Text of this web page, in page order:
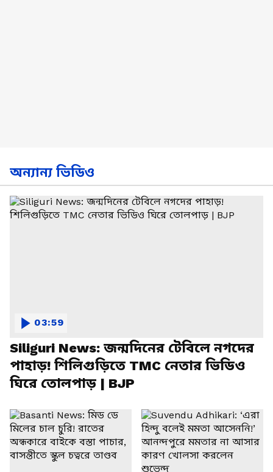
অন্যান্য ভিডিও
Siliguri News: জন্মদিনের টেবিলে নগদের
পাহাড়! শিলিগুড়িতে TMC নেতার ভিডিও
ঘিরে তোলপাড় | BJP
03:59